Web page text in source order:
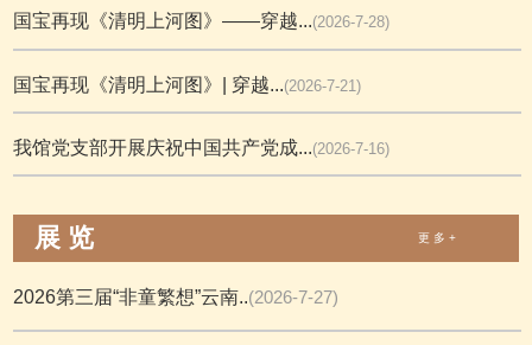
国宝再现《清明上河图》——穿越...(2026-7-28)
国宝再现《清明上河图》| 穿越...(2026-7-21)
我馆党支部开展庆祝中国共产党成...(2026-7-16)
展 览 更 多 +
2026第三届“非童繁想”云南..(2026-7-27)